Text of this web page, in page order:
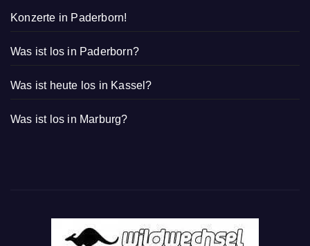
Konzerte in Paderborn!
Was ist los in Paderborn?
Was ist heute los in Kassel?
Was ist los in Marburg?